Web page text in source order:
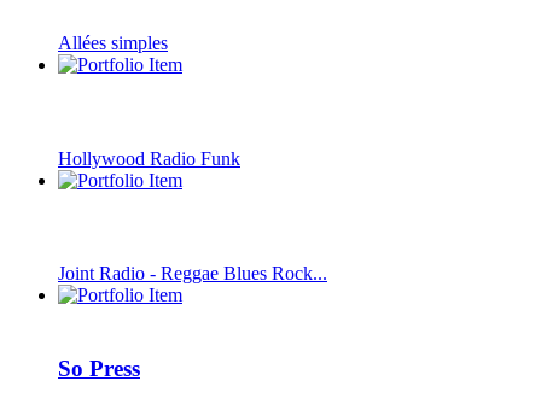
Allées simples
Hollywood Radio Funk
Joint Radio - Reggae Blues Rock...
So Press